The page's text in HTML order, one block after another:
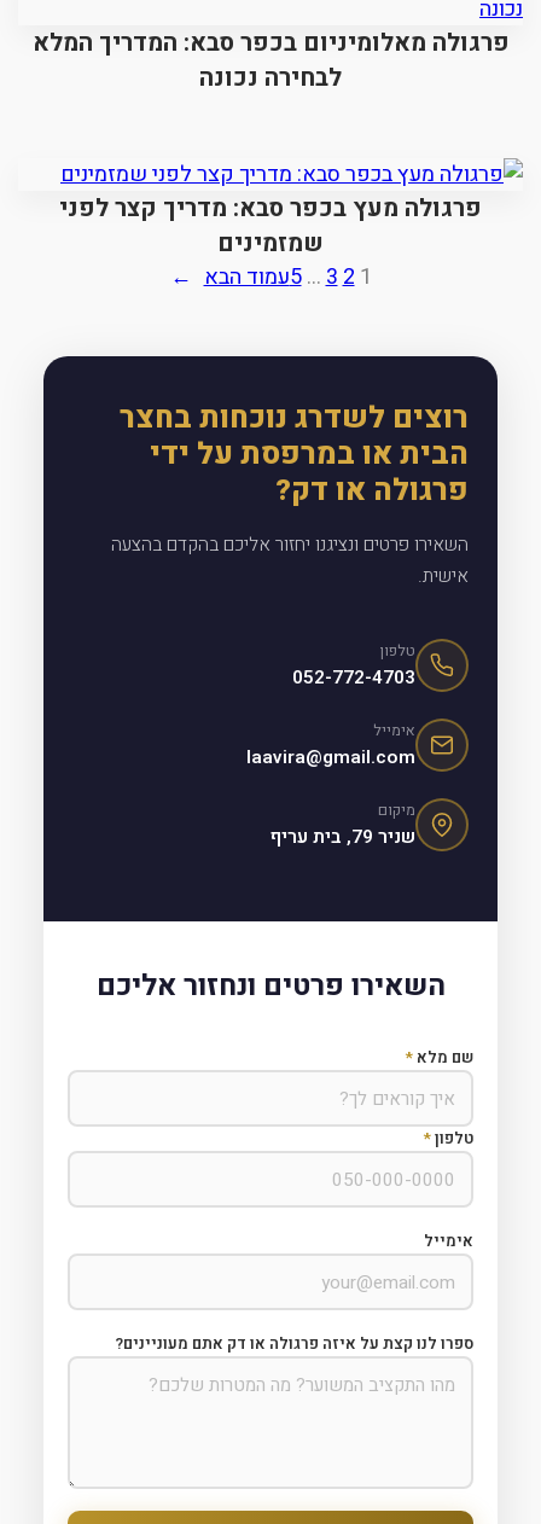
פרגולה מאלומיניום בכפר סבא: המדריך המלא
לבחירה נכונה
פרגולה מעץ בכפר סבא: מדריך קצר לפני
שמזמינים
1
2
3
…
5עמוד הבא →
רוצים לשדרג נוכחות בחצר
הבית או במרפסת על ידי
פרגולה או דק?
השאירו פרטים ונציגנו יחזור אליכם בהקדם בהצעה
אישית.
טלפון
052-772-4703
אימייל
laavira@gmail.com
מיקום
שניר 79, בית עריף
השאירו פרטים ונחזור אליכם
שם מלא *
טלפון*
אימייל
ספרו לנו קצת על איזה פרגולה או דק אתם מעוניינים?